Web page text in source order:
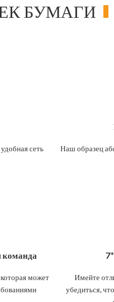
БУМАГИ
сеть
Наш образец
быть
команда
может
Имейте
убедиться,